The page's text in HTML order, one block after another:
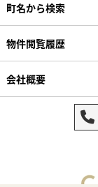
町名から検索
物件閲覧履歴
会社概要